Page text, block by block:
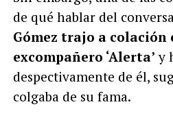
de qué hablar del
Gómez trajo a colación
excompañero ‘Alerta’ y
despectivamente de él,
colgaba de su fama.